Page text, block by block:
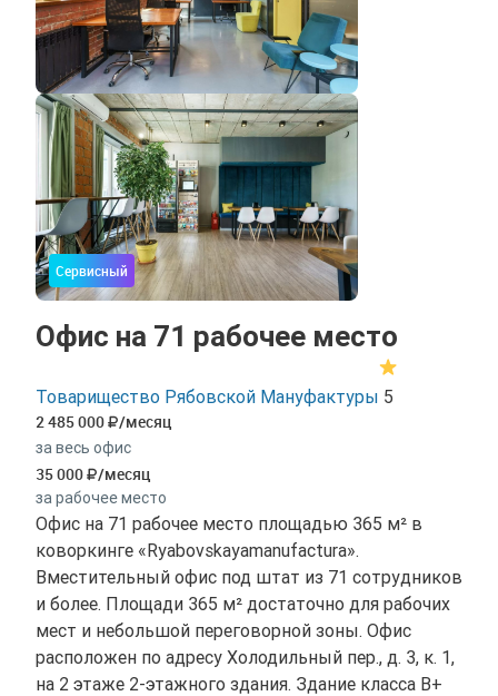
Сервисный
Офис на 71 рабочее место
Товарищество Рябовской Мануфактуры 5
2 485 000 /месяц
за весь офис
35 000 /месяц
за рабочее место
Офис на 71 рабочее место площадью 365 м² в
коворкинге «Ryabovskayamanufactura».
Вместительный офис под штат из 71 сотрудников
и более. Площади 365 м² достаточно для рабочих
мест и небольшой переговорной зоны. Офис
расположен по адресу Холодильный пер., д. 3, к. 1,
на 2 этаже 2-этажного здания. Здание класса B+